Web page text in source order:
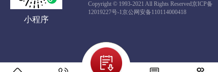
Copyright © 1993-2021 All Rights Reserved京ICP备
12019227号-1京公网安备110114000418
小程序